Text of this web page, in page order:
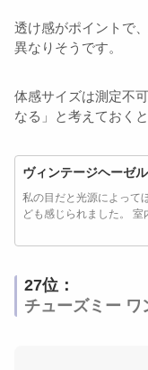
透け感がポイントで
異なりそうです。
体感サイズは測定不
なる」と考えておく
ヴィンテージヘーゼ
私の目だと光源によって
ども
27位：
チューズミー ワ